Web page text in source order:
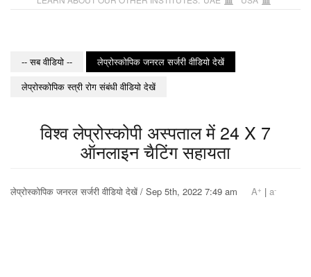
-- सब वीडियो --
लेप्रोस्कोपिक जनरल सर्जरी वीडियो देखें
लेप्रोस्कोपिक स्त्री रोग संबंधी वीडियो देखें
विश्व लेप्रोस्कोपी अस्पताल में 24 X 7
ऑनलाइन चैटिंग सहायता
लेप्रोस्कोपिक जनरल सर्जरी वीडियो देखें / Sep 5th, 2022 7:49 am A+ | a-